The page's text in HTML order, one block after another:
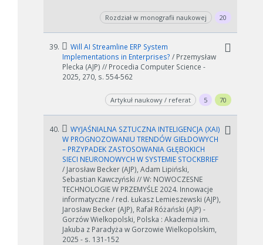
Rozdział w monografii naukowej 20
39.
Will AI Streamline ERP System
Implementations in Enterprises? / Przemysław
Plecka (AJP) // Procedia Computer Science -
2025, 270, s. 554-562
Artykuł naukowy / referat 5 70
40.
WYJAŚNIALNA SZTUCZNA INTELIGENCJA (XAI)
W PROGNOZOWANIU TRENDÓW GIEŁDOWYCH
– PRZYPADEK ZASTOSOWANIA GŁĘBOKICH
SIECI NEURONOWYCH W SYSTEMIE STOCKBRIEF
/ Jarosław Becker (AJP), Adam Lipiński,
Sebastian Kawczyński // W: NOWOCZESNE
TECHNOLOGIE W PRZEMYŚLE 2024. Innowacje
informatyczne / red. Łukasz Lemieszewski (AJP),
Jarosław Becker (AJP), Rafał Różański (AJP) -
Gorzów Wielkopolski, Polska : Akademia im.
Jakuba z Paradyża w Gorzowie Wielkopolskim,
2025 - s. 131-152